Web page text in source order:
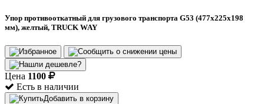
Упор противооткатный для грузового транспорта G53 (477х225х198
мм), желтый, TRUCK WAY
Цена 1100
Есть в наличии
Добавить в корзину